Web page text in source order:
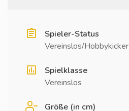
Spieler-Status
Vereinslos/Hobbykicker
Spielklasse
Vereinslos
Größe (in cm)